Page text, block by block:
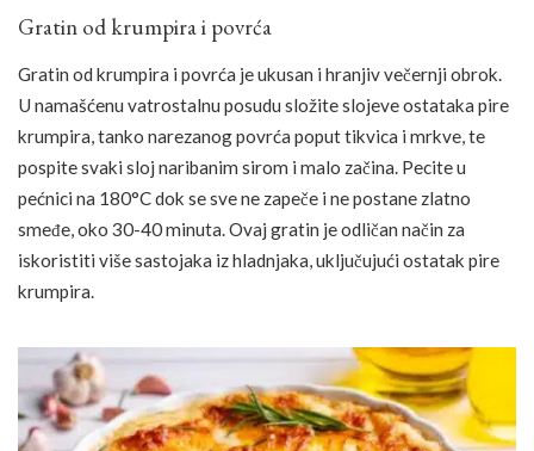
Gratin od krumpira i povrća
Gratin od krumpira i povrća je ukusan i hranjiv večernji obrok.
U namašćenu vatrostalnu posudu složite slojeve ostataka pire
krumpira, tanko narezanog povrća poput tikvica i mrkve, te
pospite svaki sloj naribanim sirom i malo začina. Pecite u
pećnici na 180°C dok se sve ne zapeče i ne postane zlatno
smeđe, oko 30-40 minuta. Ovaj gratin je odličan način za
iskoristiti više sastojaka iz hladnjaka, uključujući ostatak pire
krumpira.